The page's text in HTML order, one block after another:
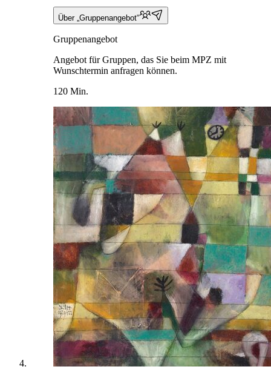
Über „Gruppenangebot“
Gruppenangebot
Angebot für Gruppen, das Sie beim MPZ mit
Wunschtermin anfragen können.
120 Min.